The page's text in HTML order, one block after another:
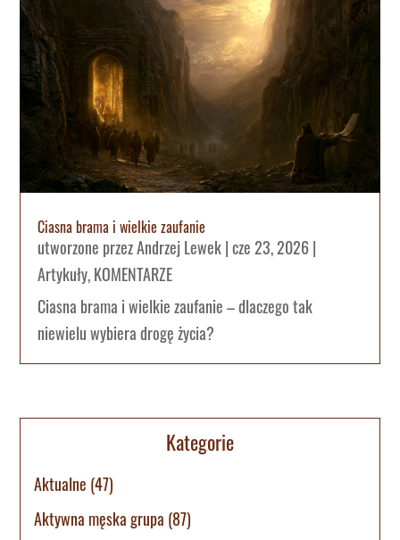
Ciasna brama i wielkie zaufanie
utworzone przezAndrzej Lewek|cze 23, 2026|
Artykuły,KOMENTARZE
Ciasna brama i wielkie zaufanie – dlaczego tak
niewielu wybiera drogę życia?
Kategorie
Aktualne (47)
Aktywna męska grupa (87)